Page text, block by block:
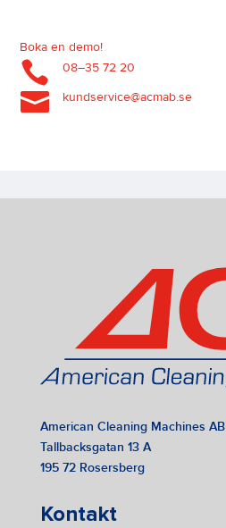
Boka en demo!
 08–35 72 20
 kundservice@acmab.se
American Cleaning Machines AB
Tallbacksgatan 13 A
195 72 Rosersberg
Kontakt